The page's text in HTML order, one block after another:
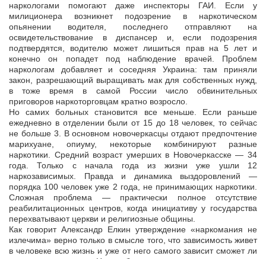
наркологами помогают даже инспекторы ГАИ. Если у
милиционера возникнет подозрение в наркотическом
опьянении водителя, последнего отправляют на
освидетельствование в диспансер и, если подозрения
подтвердятся, водителю может лишиться прав на 5 лет и
конечно он попадет под наблюдение врачей. Проблем
наркологам добавляет и соседняя Украина: там приняли
закон, разрешающий выращивать мак для собственных нужд,
в тоже время в самой России число обвинительных
приговоров наркоторговцам кратно возросло.
Но самих больных становится все меньше. Если раньше
ежедневно в отделении были от 15 до 18 человек, то сейчас
не больше 3. В основном новочеркасцы отдают предпочтение
марихуане, опиуму, некоторые комбинируют разные
наркотики. Средний возраст умерших в Новочеркасске — 34
года. Только с начала года из жизни уже ушли 12
наркозависимых. Правда и динамика выздоровлений —
порядка 100 человек уже 2 года, не принимающих наркотики.
Сложная проблема — практически полное отсутствие
реабилитационных центров, когда инициативу у государства
перехватывают церкви и религиозные общины.
Как говорит Александр Елкин утверждение «наркомания не
излечима» верно только в смысле того, что зависимость живет
в человеке всю жизнь и уже от него самого зависит сможет ли